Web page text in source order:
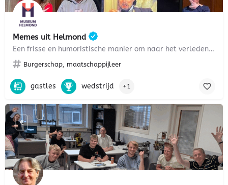
Memes uit Helmond
Een frisse en humoristische manier om naar het verleden en het heden te kijken.
Burgerschap, maatschappijleer
gastles wedstrijd +1
€